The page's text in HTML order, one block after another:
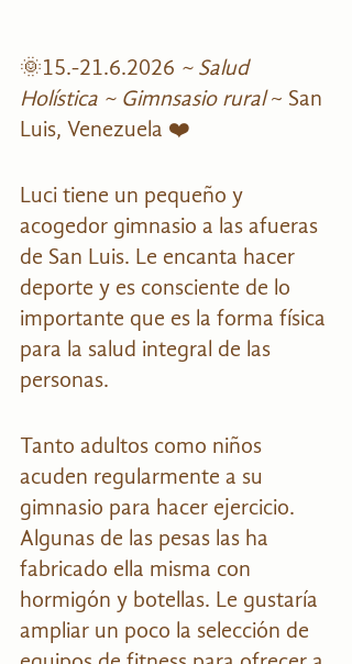
🌞15.-21.6.2026 ~ Salud
Holística ~ Gimnsasio rural ~ San
Luis, Venezuela ❤️
Luci tiene un pequeño y
acogedor gimnasio a las afueras
de San Luis. Le encanta hacer
deporte y es consciente de lo
importante que es la forma física
para la salud integral de las
personas.
Tanto adultos como niños
acuden regularmente a su
gimnasio para hacer ejercicio.
Algunas de las pesas las ha
fabricado ella misma con
hormigón y botellas. Le gustaría
ampliar un poco la selección de